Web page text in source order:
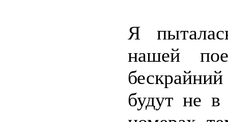
Я
нашей
будут не